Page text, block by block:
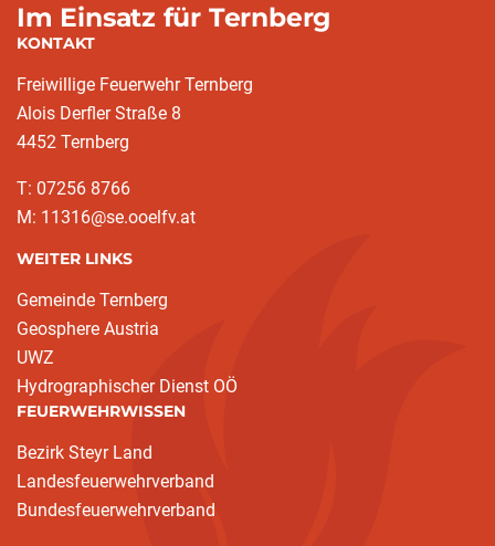
Im Einsatz für Ternberg
KONTAKT
Freiwillige Feuerwehr Ternberg
Alois Derfler Straße 8
4452 Ternberg
T: 07256 8766
M: 11316@se.ooelfv.at
WEITER LINKS
Gemeinde Ternberg
Geosphere Austria
UWZ
Hydrographischer Dienst OÖ
FEUERWEHRWISSEN
Bezirk Steyr Land
Landesfeuerwehrverband
Bundesfeuerwehrverband